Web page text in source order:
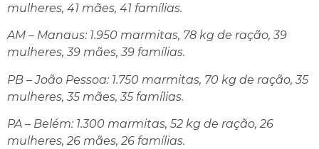
mulheres, 41 mães, 41 famílias.
AM – Manaus: 1.950 marmitas, 78 kg de ração, 39
mulheres, 39 mães, 39 famílias.
PB – João Pessoa: 1.750 marmitas, 70 kg de ração, 35
mulheres, 35 mães, 35 famílias.
PA – Belém: 1.300 marmitas, 52 kg de ração, 26
mulheres, 26 mães, 26 famílias.